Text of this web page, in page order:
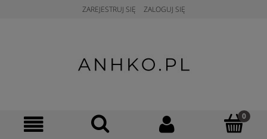
ZAREJESTRUJ SIĘ ZALOGUJ SIĘ